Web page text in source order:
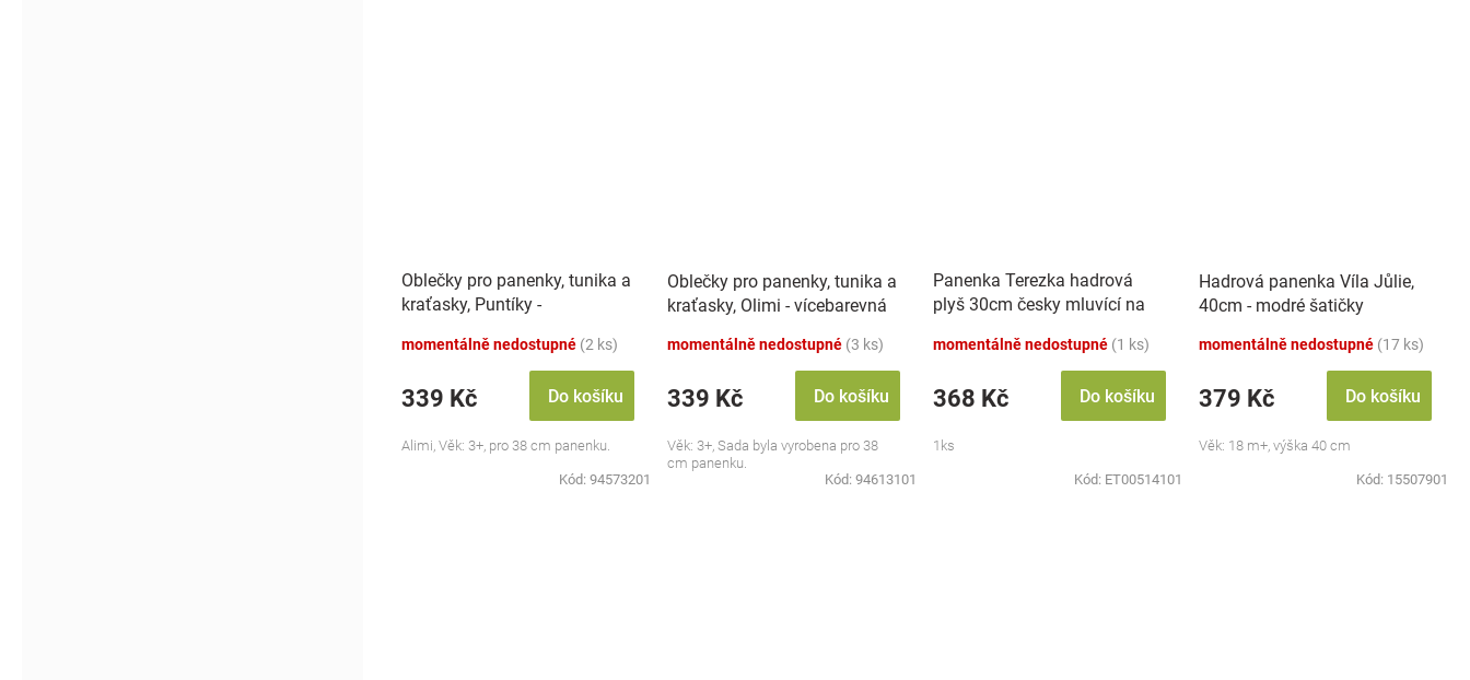
Oblečky pro panenky, tunika a
kraťasky, Puntíky -
momentálně nedostupné (2 ks)
339 Kč Do košíku
Alimi, Věk: 3+, pro 38 cm panenku.
Kód: 94573201
Oblečky pro panenky, tunika a
kraťasky, Olimi - vícebarevná
momentálně nedostupné (3 ks)
339 Kč Do košíku
Věk: 3+, Sada byla vyrobena pro 38
cm panenku.
Kód: 94613101
Panenka Terezka hadrová
plyš 30cm česky mluvící na
momentálně nedostupné (1 ks)
368 Kč Do košíku
1ks
Kód: ET00514101
Hadrová panenka Víla Jůlie,
40cm - modré šatičky
momentálně nedostupné (17 ks)
379 Kč Do košíku
Věk: 18 m+, výška 40 cm
Kód: 15507901